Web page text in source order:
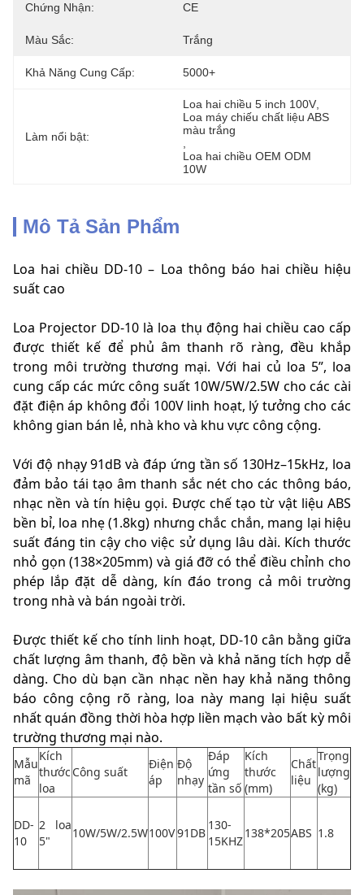
Chứng Nhận: CE
Màu Sắc: Trắng
Khả Năng Cung Cấp: 5000+
Làm nổi bật:
Loa hai chiều 5 inch 100V
Loa máy chiếu chất liệu ABS
màu trắng
Loa hai chiều OEM ODM
10W
Mô Tả Sản Phẩm
Loa hai chiều DD-10 – Loa thông báo hai chiều hiệu
suất cao
Loa Projector DD-10 là loa thụ động hai chiều cao cấp
được thiết kế để phủ âm thanh rõ ràng, đều khắp
trong môi trường thương mại. Với hai củ loa 5”, loa
cung cấp các mức công suất 10W/5W/2.5W cho các cài
đặt điện áp không đổi 100V linh hoạt, lý tưởng cho các
không gian bán lẻ, nhà kho và khu vực công cộng.
Với độ nhạy 91dB và đáp ứng tần số 130Hz–15kHz, loa
đảm bảo tái tạo âm thanh sắc nét cho các thông báo,
nhạc nền và tín hiệu gọi. Được chế tạo từ vật liệu ABS
bền bỉ, loa nhẹ (1.8kg) nhưng chắc chắn, mang lại hiệu
suất đáng tin cậy cho việc sử dụng lâu dài. Kích thước
nhỏ gọn (138×205mm) và giá đỡ có thể điều chỉnh cho
phép lắp đặt dễ dàng, kín đáo trong cả môi trường
trong nhà và bán ngoài trời.
Được thiết kế cho tính linh hoạt, DD-10 cân bằng giữa
chất lượng âm thanh, độ bền và khả năng tích hợp dễ
dàng. Cho dù bạn cần nhạc nền hay khả năng thông
báo công cộng rõ ràng, loa này mang lại hiệu suất
nhất quán đồng thời hòa hợp liền mạch vào bất kỳ môi
trường thương mại nào.
Mẫu
mã
Kích
thước
loa
Công suất
Điện
áp
Độ
nhạy
Đáp
ứng
tần số
Kích
thước
(mm)
Chất
liệu
Trọng
lượng
(kg)
DD-
10
2 loa
5"
10W/5W/2.5W100V91DB
130-
15KHZ
138*205ABS 1.8